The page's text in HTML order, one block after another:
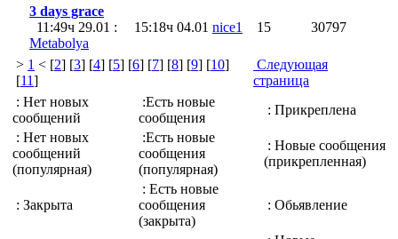
3 days grace
11:49ч 29.01 :
Metabolya
15:18ч 04.01 nice1 15 30797
> 1 < [2] [3] [4] [5] [6] [7] [8] [9] [10]
[11]
Следующая
страница
: Нет новых
сообщений
:Есть новые
сообщения
: Прикреплена
: Нет новых
сообщений
(популярная)
:Есть новые
сообщения
(популярная)
: Новые сообщения
(прикрепленная)
: Закрыта
: Есть новые
сообщения
(закрыта)
: Обьявление